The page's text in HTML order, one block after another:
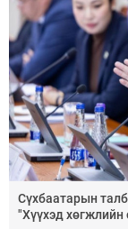
Сүхбаатарын
"Хүүхэд хөгжлийн